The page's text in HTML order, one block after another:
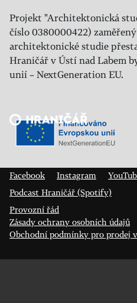
Projekt "Architektonická
číslo 0380000422)
architektonické studie
Hraničář v Ústí nad Labem
unií – NextGeneration EU.
Veřejný sál Hraničář, spolek
Facebook
Instagram
Podcast Hraničář (Spotify)
Provozní řád
Zásady ochrany osobních údajů
Obchodní podmínky pro prodej